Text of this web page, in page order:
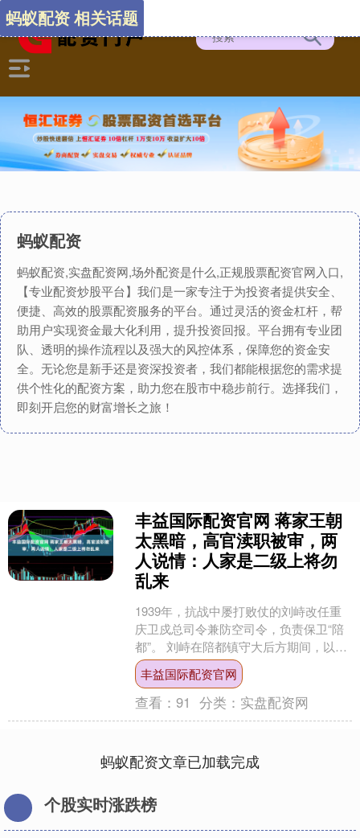
蚂蚁配资
蚂蚁配资,实盘配资网,场外配资是什么,正规股票配资官网入口,
【专业配资炒股平台】我们是一家专注于为投资者提供安全、
便捷、高效的股票配资服务的平台。通过灵活的资金杠杆，帮
助用户实现资金最大化利用，提升投资回报。平台拥有专业团
队、透明的操作流程以及强大的风控体系，保障您的资金安
全。无论您是新手还是资深投资者，我们都能根据您的需求提
供个性化的配资方案，助力您在股市中稳步前行。选择我们，
即刻开启您的财富增长之旅！
蚂蚁配资 相关话题
丰益国际配资官网 蒋家王朝
太黑暗，高官渎职被审，两
人说情：人家是二级上将勿
乱来
1939年，抗战中屡打败仗的刘峙改任重
庆卫戍总司令兼防空司令，负责保卫“陪
都”。 刘峙在陪都镇守大后方期间，以为
太平无事，放松警惕， 以致酿成1941年
的重庆防....
丰益国际配资官网
查看：91 分类： 实盘配资网
蚂蚁配资文章已加载完成
个股实时涨跌榜